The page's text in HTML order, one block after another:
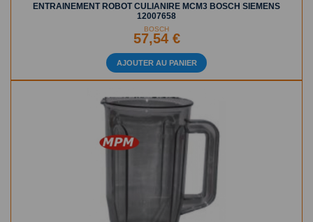
ENTRAINEMENT ROBOT CULIANIRE MCM3 BOSCH SIEMENS
12007658
BOSCH
57,54 €
AJOUTER AU PANIER